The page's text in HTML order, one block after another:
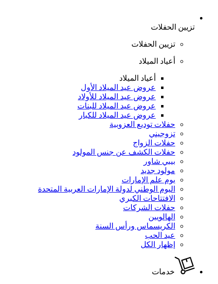
تزيين الحفلات
تزيين الحفلات
أعياد الميلاد
أعياد الميلاد
عروض عيد الميلاد الأول
عروض عيد الميلاد للأولاد
عروض عيد الميلاد للبنات
عروض عيد الميلاد للكبار
حفلات توديع العزوبية
تزوجيني
حفلات الزواج
حفلات الكشف عن جنس المولود
بيبي شاور
مولود جديد
يوم علم الإمارات
اليوم الوطني لدولة الإمارات العربية المتحدة
الافتتاحات الكبري
حفلات الشركات
الهالويين
الكريسماس ورأس السنة
عيد الحب
إظهار الكل
خدمات